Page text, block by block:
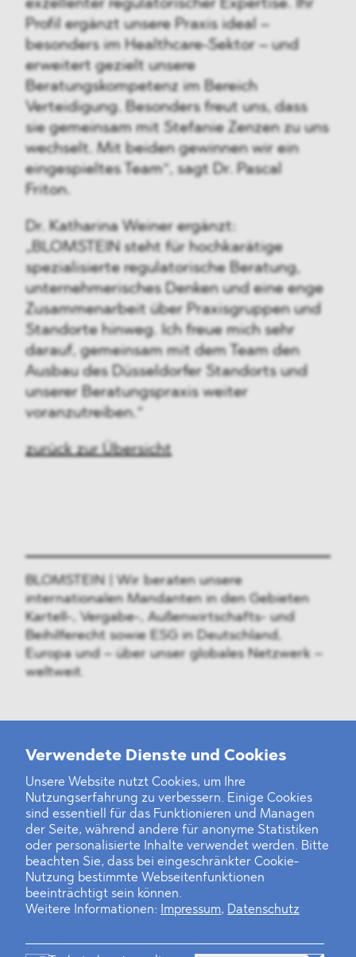
Verwendete Dienste und Cookies
Unsere Website nutzt Cookies, um Ihre
Nutzungserfahrung zu verbessern. Einige Cookies
sind essentiell für das Funktionieren und Managen
der Seite, während andere für anonyme Statistiken
oder personalisierte Inhalte verwendet werden. Bitte
beachten Sie, dass bei eingeschränkter Cookie-
Nutzung bestimmte Webseitenfunktionen
beeinträchtigt sein können.
Weitere Informationen:
Impressum, Datenschutz
exzellenter regulatorischer Expertise. Ihr
Profil ergänzt unsere Praxis ideal –
besonders im Healthcare-Sektor – und
erweitert gezielt unsere
Beratungskompetenz im Bereich
Verteidigung. Besonders freut uns, dass
sie gemeinsam mit Stefanie Zenzen zu uns
wechselt. Mit beiden gewinnen wir ein
eingespieltes Team“, sagt Dr. Pascal
Friton.
Dr. Katharina Weiner ergänzt:
„BLOMSTEIN steht für hochkarätige
spezialisierte regulatorische Beratung,
unternehmerisches Denken und eine enge
Zusammenarbeit über Praxisgruppen und
Standorte hinweg. Ich freue mich sehr
darauf, gemeinsam mit dem Team den
Ausbau des Düsseldorfer Standorts und
unserer Beratungspraxis weiter
voranzutreiben.“
zurück zur Übersicht
BLOMSTEIN | Wir beraten unsere
internationalen Mandanten in den Gebieten
Kartell-, Vergabe-, Außenwirtschafts- und
Beihilferecht sowie ESG in Deutschland,
Europa und – über unser globales Netzwerk –
weltweit.
Weitere Neuigkeiten
Finanz- und Energiesektor im Visier
Private Dancer
Game Over?